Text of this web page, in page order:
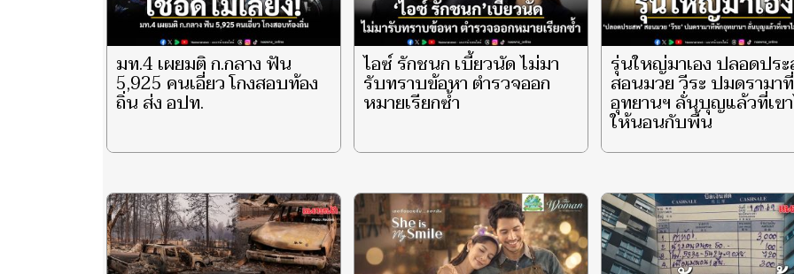
มท.4 เผยมติ ก.กลาง ฟัน
5,925 คนเอี่ยว โกงสอบท้อง
ถิ่น ส่ง อปท.
ไอซ์ รักชนก เบี้ยวนัด ไม่มา
รับทราบข้อหา ตำรวจออก
หมายเรียกซ้ำ
รุ่นใหญ่มาเอง ปลอดปร
สอนมวย วีระ ปมดรามา
อุทยานฯ ลั่นบุญแล้วที่เข
ให้นอนกับพื้น